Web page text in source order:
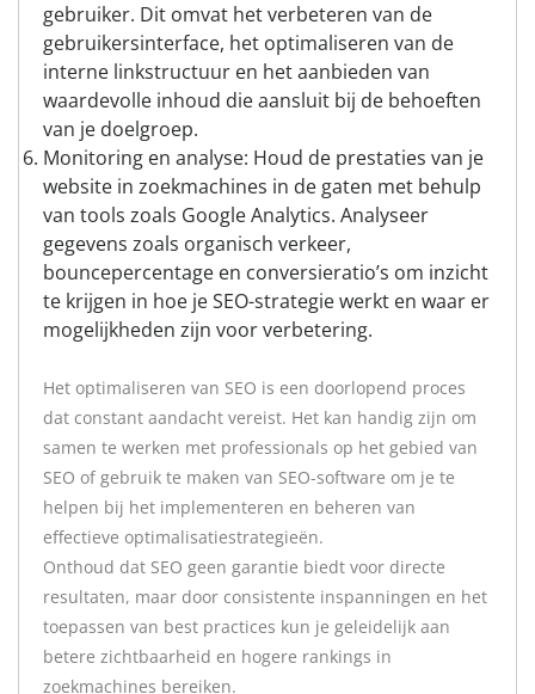
gebruiker. Dit omvat het verbeteren van de
gebruikersinterface, het optimaliseren van de
interne linkstructuur en het aanbieden van
waardevolle inhoud die aansluit bij de behoeften
van je doelgroep.
Monitoring en analyse: Houd de prestaties van je
website in zoekmachines in de gaten met behulp
van tools zoals Google Analytics. Analyseer
gegevens zoals organisch verkeer,
bouncepercentage en conversieratio’s om inzicht
te krijgen in hoe je SEO-strategie werkt en waar er
mogelijkheden zijn voor verbetering.
Het optimaliseren van SEO is een doorlopend proces
dat constant aandacht vereist. Het kan handig zijn om
samen te werken met professionals op het gebied van
SEO of gebruik te maken van SEO-software om je te
helpen bij het implementeren en beheren van
effectieve optimalisatiestrategieën.
Onthoud dat SEO geen garantie biedt voor directe
resultaten, maar door consistente inspanningen en het
toepassen van best practices kun je geleidelijk aan
betere zichtbaarheid en hogere rankings in
zoekmachines bereiken.